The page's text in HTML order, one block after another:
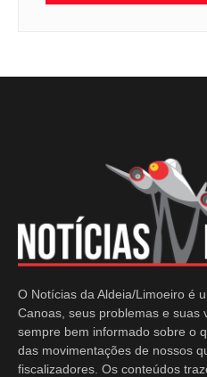
O Notícias da Aldeia/Limoeiro é
Canoas, seus problemas e suas
sempre bem informado sobre o
das movimentações de nossos
fiscalizadores. Os conteúdos